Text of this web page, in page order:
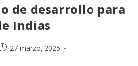
de desarrollo para
Indias
27 marzo, 2025